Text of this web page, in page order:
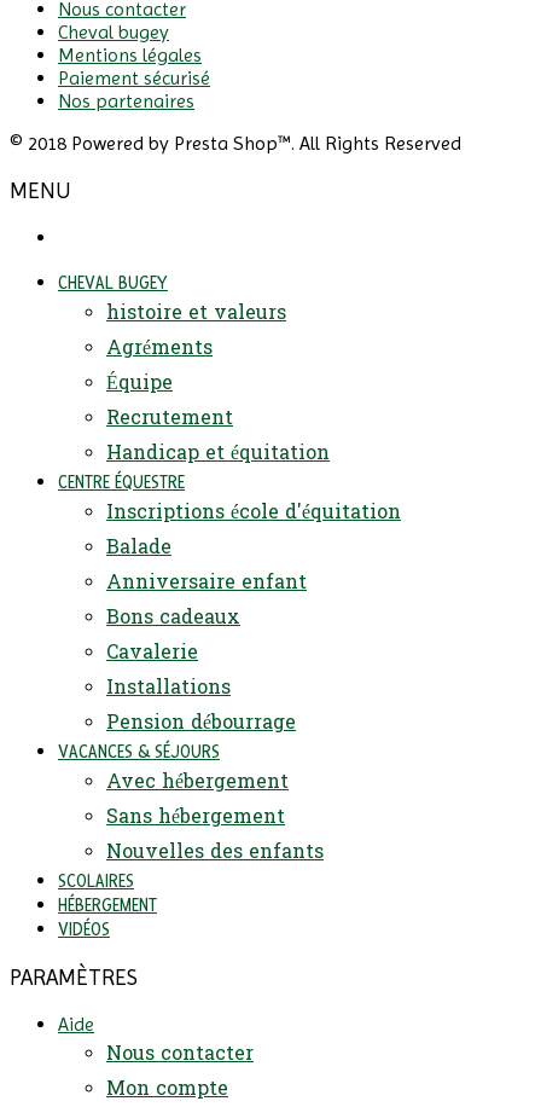
Nous contacter
Cheval bugey
Mentions légales
Paiement sécurisé
Nos partenaires
© 2018 Powered by Presta Shop™. All Rights Reserved
MENU
CHEVAL BUGEY
histoire et valeurs
Agréments
Équipe
Recrutement
Handicap et équitation
CENTRE ÉQUESTRE
Inscriptions école d'équitation
Balade
Anniversaire enfant
Bons cadeaux
Cavalerie
Installations
Pension débourrage
VACANCES & SÉJOURS
Avec hébergement
Sans hébergement
Nouvelles des enfants
SCOLAIRES
HÉBERGEMENT
VIDÉOS
PARAMÈTRES
Aide
Nous contacter
Mon compte